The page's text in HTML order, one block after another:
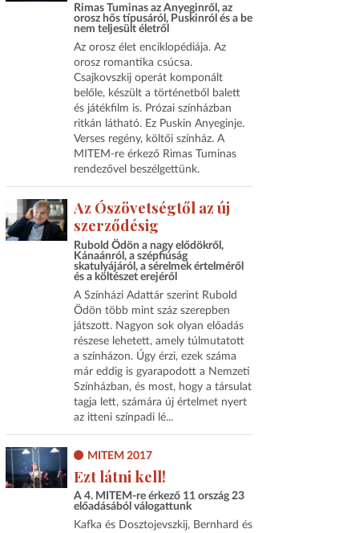
Rimas Tuminas az Anyeginről, az
orosz hős típusáról, Puskinról és a be
nem teljesült életről
Az orosz élet enciklopédiája. Az
orosz romantika csúcsa.
Csajkovszkij operát komponált
belőle, készült a történetből balett
és játékfilm is. Prózai színházban
ritkán látható. Ez Puskin Anyeginje.
Verses regény, költői színház. A
MITEM-re érkező Rimas Tuminas
rendezővel beszélgettünk.
Az Ószövetségtől az új
szerződésig
Rubold Ödön a nagy elődökről,
Kánaánról, a szépfiúság
skatulyájáról, a sérelmek értelméről
és a költészet erejéről
A Színházi Adattár szerint Rubold
Ödön több mint száz szerepben
játszott. Nagyon sok olyan előadás
részese lehetett, amely túlmutatott
a színházon. Úgy érzi, ezek száma
már eddig is gyarapodott a Nemzeti
Színházban, és most, hogy a társulat
tagja lett, számára új értelmet nyert
az itteni színpadi lé...
MITEM 2017
Ezt látni kell!
A 4. MITEM-re érkező 11 ország 23
előadásából válogattunk
Kafka és Dosztojevszkij, Bernhard és